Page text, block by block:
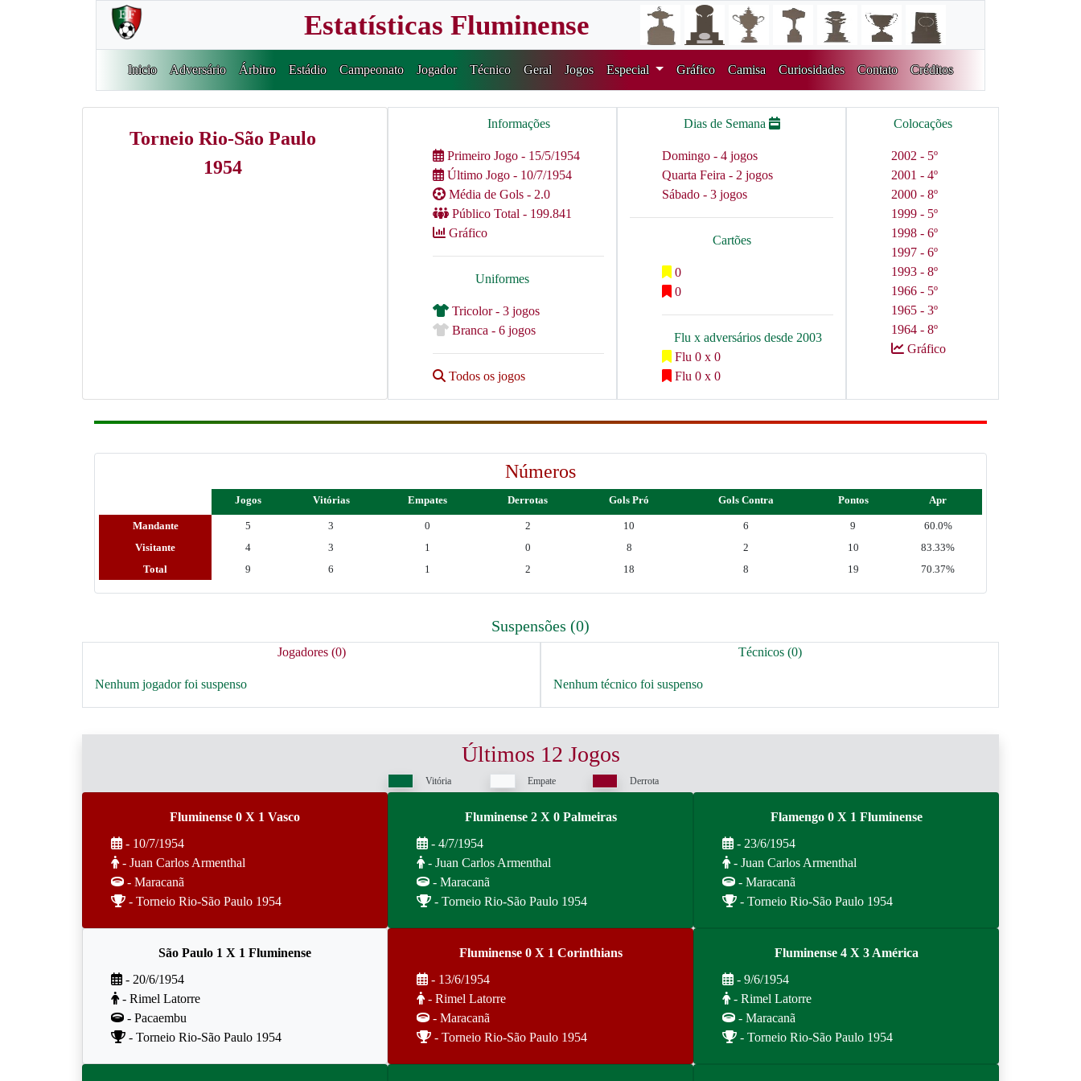
Estatísticas Fluminense
Inicio Adversário Árbitro Estádio Campeonato Jogador Técnico Geral Jogos Especial Gráfico Camisa Curiosidades Contato Créditos
Torneio Rio-São Paulo
1954
Informações
Primeiro Jogo - 15/5/1954
Último Jogo - 10/7/1954
Média de Gols - 2.0
Público Total - 199.841
Gráfico
Uniformes
Tricolor - 3 jogos
Branca - 6 jogos
Todos os jogos
Dias de Semana
Domingo - 4 jogos
Quarta Feira - 2 jogos
Sábado - 3 jogos
Cartões
0
0
Flu x adversários desde 2003
Flu 0 x 0
Flu 0 x 0
Colocações
2002 - 5º
2001 - 4º
2000 - 8º
1999 - 5º
1998 - 6º
1997 - 6º
1993 - 8º
1966 - 5º
1965 - 3º
1964 - 8º
Gráfico
Números
Jogos Vitórias Empates Derrotas Gols Pró Gols Contra Pontos Apr
Mandante 5 3 0 2 10 6 9
60.0%
Visitante
4 3 1 0 8 2 10
83.33%
Total
9 6 1 2 18 8 19 70.37%
Suspensões (0)
Jogadores (0)
Nenhum jogador foi suspenso
Técnicos (0)
Nenhum técnico foi suspenso
Últimos 12 Jogos
Vitória Empate Derrota
Fluminense 0 X 1 Vasco
- 10/7/1954
- Juan Carlos Armenthal
- Maracanã
- Torneio Rio-São Paulo 1954
Fluminense 2 X 0 Palmeiras
- 4/7/1954
- Juan Carlos Armenthal
- Maracanã
- Torneio Rio-São Paulo 1954
Flamengo 0 X 1 Fluminense
- 23/6/1954
- Juan Carlos Armenthal
- Maracanã
- Torneio Rio-São Paulo 1954
São Paulo 1 X 1 Fluminense
- 20/6/1954
- Rimel Latorre
- Pacaembu
- Torneio Rio-São Paulo 1954
Fluminense 0 X 1 Corinthians
- 13/6/1954
- Rimel Latorre
- Maracanã
- Torneio Rio-São Paulo 1954
Fluminense 4 X 3 América
- 9/6/1954
- Rimel Latorre
- Maracanã
- Torneio Rio-São Paulo 1954